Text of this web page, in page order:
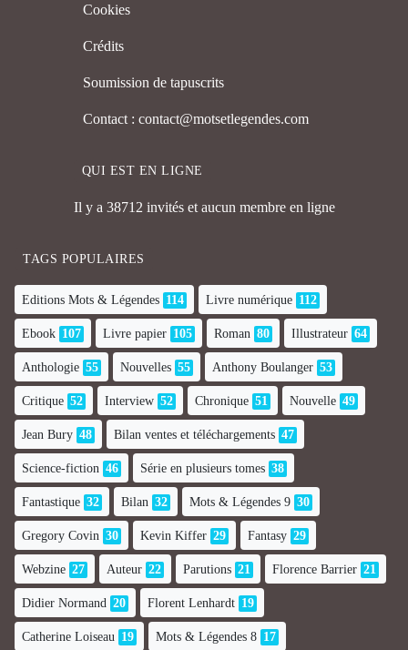
Cookies
Crédits
Soumission de tapuscrits
Contact : contact@motsetlegendes.com
QUI EST EN LIGNE
Il y a 38712 invités et aucun membre en ligne
TAGS POPULAIRES
Editions Mots & Légendes 114 Livre numérique 112
Ebook 107 Livre papier 105 Roman 80 Illustrateur 64
Anthologie 55 Nouvelles 55 Anthony Boulanger 53
Critique 52 Interview 52 Chronique 51 Nouvelle 49
Jean Bury 48 Bilan ventes et téléchargements 47
Science-fiction 46 Série en plusieurs tomes 38
Fantastique 32 Bilan 32 Mots & Légendes 9 30
Gregory Covin 30 Kevin Kiffer 29 Fantasy 29
Webzine 27 Auteur 22 Parutions 21 Florence Barrier 21
Didier Normand 20 Florent Lenhardt 19
Catherine Loiseau 19 Mots & Légendes 8 17